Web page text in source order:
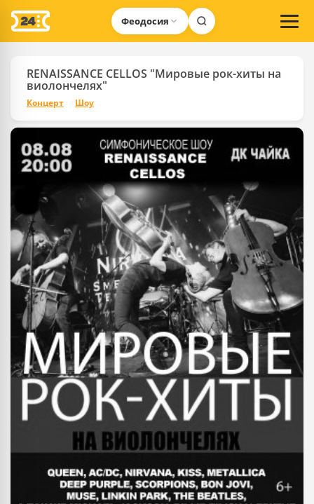
Феодосия
RENAISSANCE CELLOS "Мировые рок-хиты на
виолончелях"
Концерт Шоу